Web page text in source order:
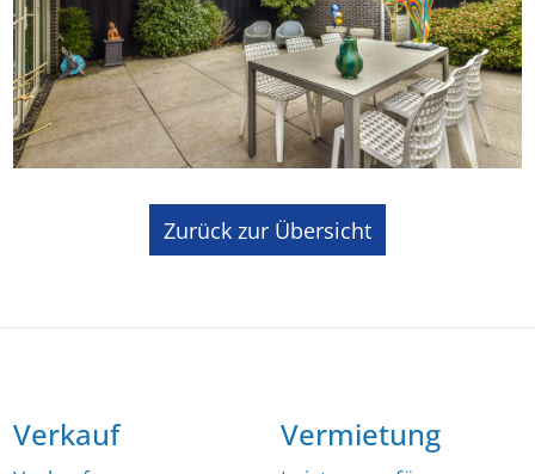
Zurück zur Übersicht
Verkauf Vermietung